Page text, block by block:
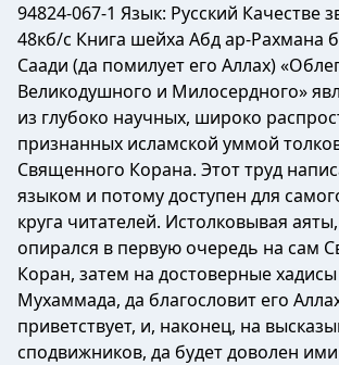
94824-067-1 Язык: Русский Качестве
48кб/с Книга шейха Абд ар-Рахмана
Саади (да помилует его Аллах)
Великодушного и Милосердного»
из глубоко научных, широко
признанных исламской уммой
Священного Корана. Этот труд
языком и потому доступен для
круга читателей. Истолковывая
опирался в первую очередь на сам
Коран, затем на достоверные
Мухаммада, да благословит его
приветствует, и, наконец, на
сподвижников, да будет доволен